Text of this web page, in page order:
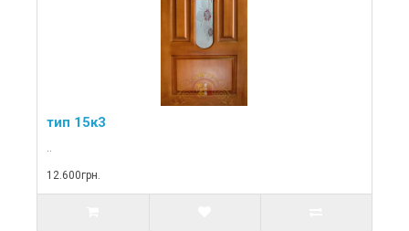
тип 15к3
..
12.600грн.